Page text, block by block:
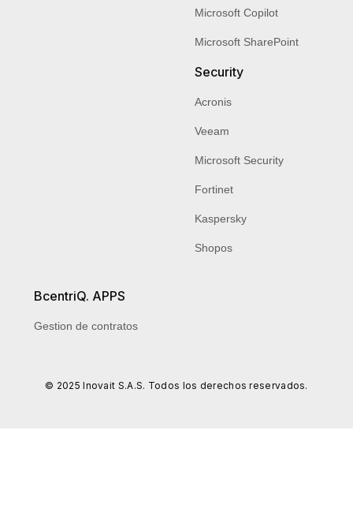
Microsoft Copilot
Microsoft SharePoint
Security
Acronis
Veeam
Microsoft Security
Fortinet
Kaspersky
Shopos
BcentriQ. APPS
Gestion de contratos
© 2025 Inovait S.A.S. Todos los derechos reservados.